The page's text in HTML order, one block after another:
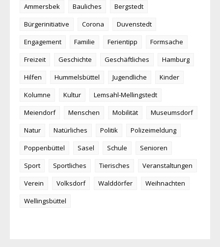
Ammersbek
Bauliches
Bergstedt
Bürgerinitiative
Corona
Duvenstedt
Engagement
Familie Ferientipp
Formsache
Freizeit
Geschichte Geschäftliches
Hamburg
Hilfen
Hummelsbüttel Jugendliche
Kinder
Kolumne
Kultur
Lemsahl-Mellingstedt
Meiendorf
Menschen Mobilität
Museumsdorf
Natur
Natürliches Politik
Polizeimeldung
Poppenbüttel
Sasel Schule
Senioren
Sport
Sportliches Tierisches
Veranstaltungen
Verein
Volksdorf Walddörfer
Weihnachten
Wellingsbüttel